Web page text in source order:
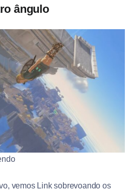
ângulo
vemos Link sobrevoando os